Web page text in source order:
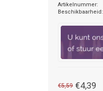
Artikelnummer:
Beschikbaarheid:
€5,59 €4,39